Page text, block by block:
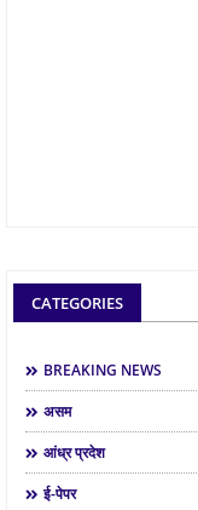
CATEGORIES
BREAKING NEWS
असम
आंध्र प्रदेश
ई-पेपर